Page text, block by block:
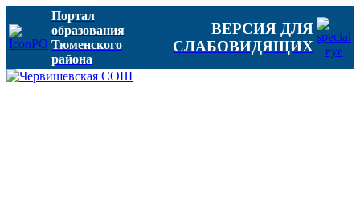
Портал
образования
Тюменского
района
ВЕРСИЯ ДЛЯ
СЛАБОВИДЯЩИХ